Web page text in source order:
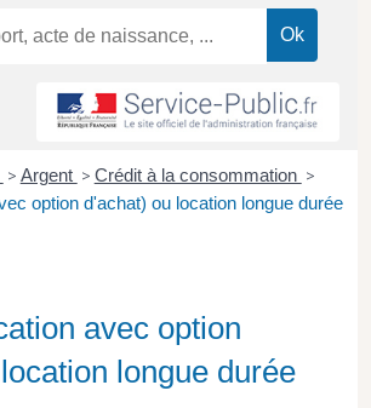
> Argent > Crédit à la consommation >
option d'achat) ou location longue durée
avec option
longue durée